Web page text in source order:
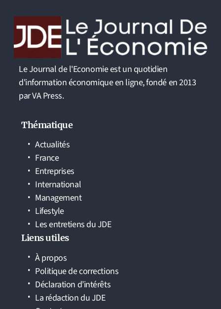
Le Journal de l'Economie est un quotidien
d'information économique en ligne, fondé en 2013
par VA Press.
Thématique
Actualités
France
Entreprises
International
Management
Lifestyle
Les entretiens du JDE
Liens utiles
À propos
Politique de corrections
Déclaration d’intérêts
La rédaction du JDE